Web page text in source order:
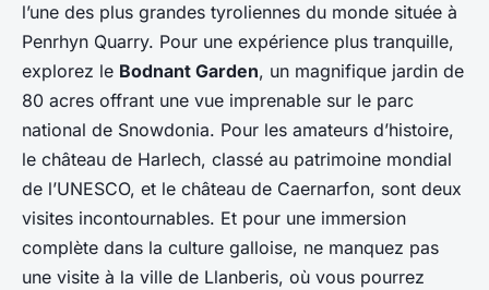
l’une des plus grandes tyroliennes du monde située à
Penrhyn Quarry. Pour une expérience plus tranquille,
explorez le Bodnant Garden, un magnifique jardin de
80 acres offrant une vue imprenable sur le parc
national de Snowdonia. Pour les amateurs d’histoire,
le château de Harlech, classé au patrimoine mondial
de l’UNESCO, et le château de Caernarfon, sont deux
visites incontournables. Et pour une immersion
complète dans la culture galloise, ne manquez pas
une visite à la ville de Llanberis, où vous pourrez